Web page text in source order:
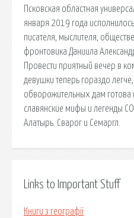
Псковская областная
января 2019 года
писателя, мыслителя,
фронтовика Даниила
Провести приятный вечер в
девушки теперь гораздо
обворожительных дам готова
славянские мифы и легенды
Алатырь. Сварог и Семаргл.
Links to Important Stuff
Книги з географії